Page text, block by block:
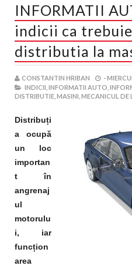
INFORMATII
indicii ca
distributia la
CONSTANTIN HRIBAN -
INDICII, INFORMATII AUTO,
DISTRIBUTIE, MASINI, MECANICUL DE
Distribuți
a ocupă
un loc
importan
t în
angrenaj
ul
motorulu
i, iar
funcțion
area